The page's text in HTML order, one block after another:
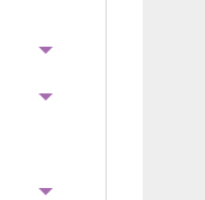
TOGGLE MENU
TOGGLE MENU